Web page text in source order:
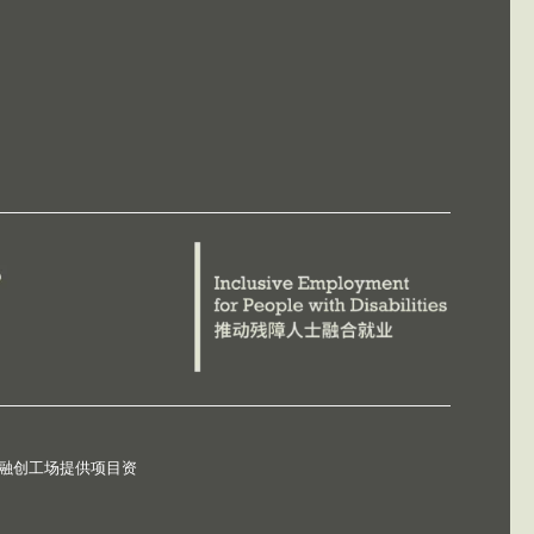
创工场提供项目资